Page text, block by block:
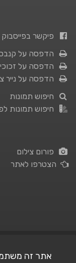
פיקשר בפייסבוק
הדפסה על
הדפסה על
הדפסה על נייר
חיפוש תמונות
חיפוש תמונות
פורום צילום
הצטרפו לאתר